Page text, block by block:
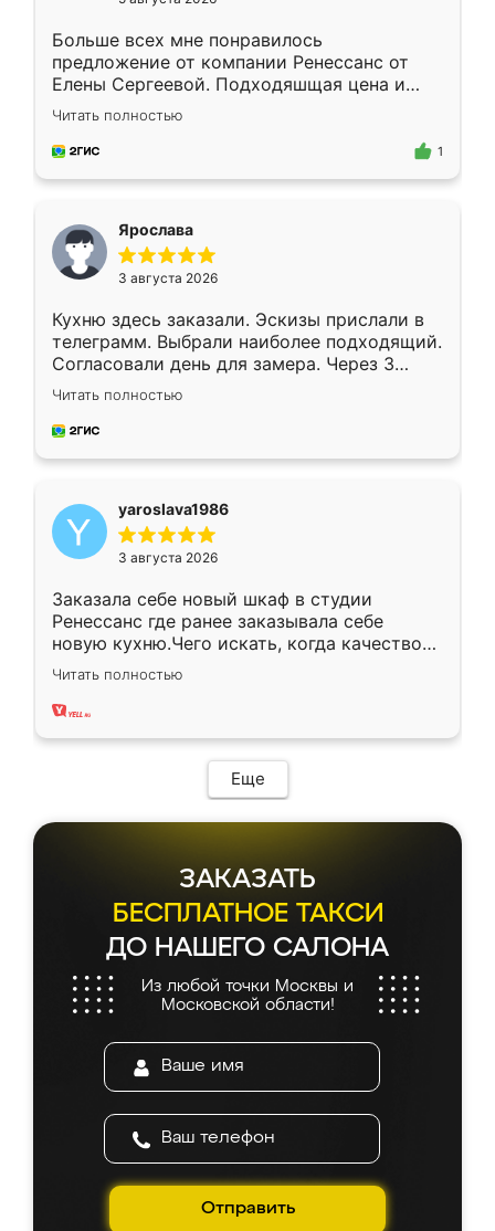
Больше всех мне понравилось
предложение от компании Ренессанс от
Елены Сергеевой. Подходяшщая цена и
короткие сроки изготовления. Приехавший
для замера сотрудник Владислав
предложил по моему эскизу самый
Читать полностью
1
Ярослава
3 августа 2026
Кухню здесь заказали. Эскизы прислали в
телеграмм. Выбрали наиболее подходящий.
Согласовали день для замера. Через 3
недели кухня была уже готова. Остались
довольны работой. Спасибо Ренессанс
мебель за качественную работу!
Читать полностью
yaroslava1986
3 августа 2026
Заказала себе новый шкаф в студии
Ренессанс где ранее заказывала себе
новую кухню.Чего искать, когда качеством
вполне довольна. Служит кухня уже почти
два года, нареканий нет.
Читать полностью
Еще
ЗАКАЗАТЬ
БЕСПЛАТНОЕ ТАКСИ
ДО НАШЕГО САЛОНА
Из любой точки Москвы и
Московской области!
Отправить